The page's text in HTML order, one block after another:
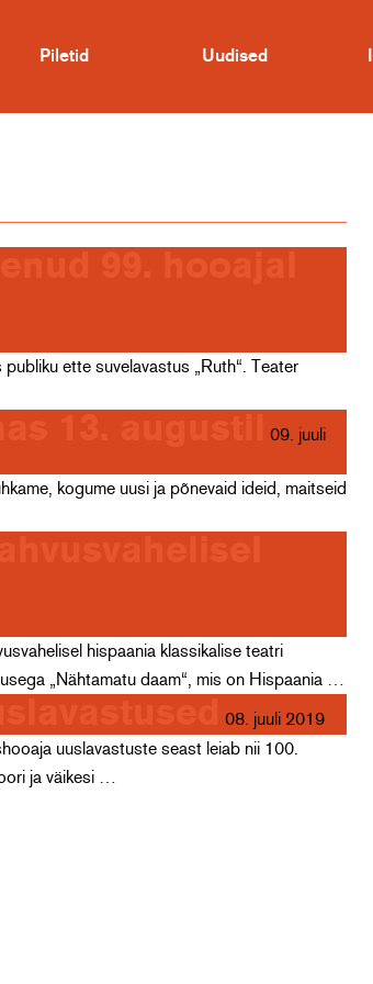
Piletid Uudised
ette suvelavastus „Ruth“. Teater
09. juuli
kogume uusi ja põnevaid ideid, maitseid
hispaania klassikalise teatri
„Nähtamatu daam“, mis on Hispaania …
08. juuli 2019
uuslavastuste seast leiab nii 100.
ja väikesi …